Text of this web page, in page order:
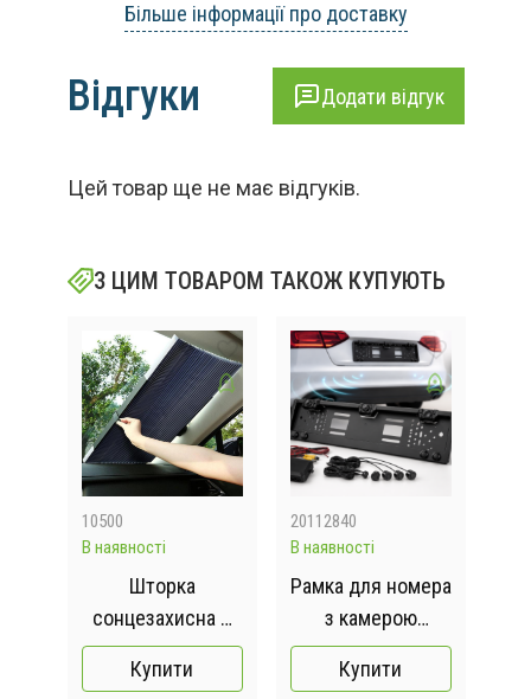
Більше інформації про доставку
Відгуки Додати відгук
Цей товар ще не має відгуків.
З ЦИМ ТОВАРОМ ТАКОЖ КУПУЮТЬ
10500
В наявності
Шторка
сонцезахисна в
авто 70см
Тканина + Фольга
Купити
20112840
В наявності
Рамка для номера
з камерою
заднього виду та
парктрониками
Купити